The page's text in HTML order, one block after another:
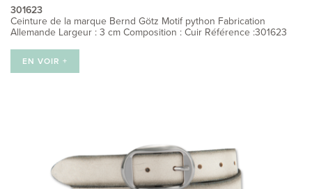
301623
Ceinture de la marque Bernd Götz Motif python Fabrication
Allemande Largeur : 3 cm Composition : Cuir Référence :301623
EN VOIR +